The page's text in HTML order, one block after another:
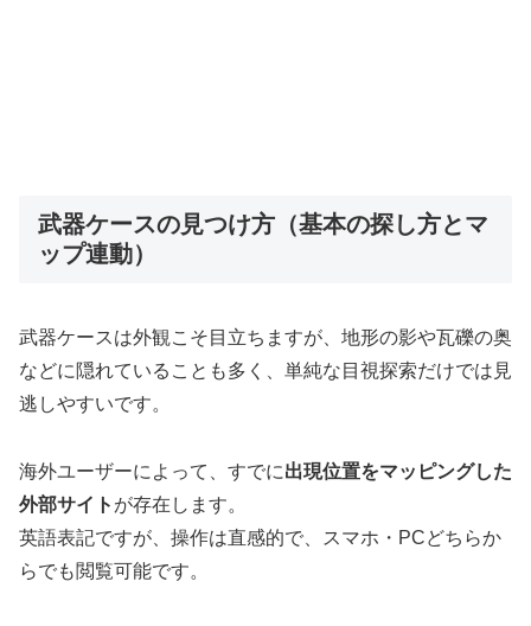
武器ケースの見つけ方（基本の探し方とマ
ップ連動）
武器ケースは外観こそ目立ちますが、地形の影や瓦礫の奥
などに隠れていることも多く、単純な目視探索だけでは見
逃しやすいです。
海外ユーザーによって、すでに出現位置をマッピングした
外部サイト が存在します。
英語表記ですが、操作は直感的で、スマホ・PCどちらか
らでも閲覧可能です。